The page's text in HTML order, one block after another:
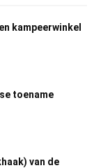
kampeerwinkel
toename
van de